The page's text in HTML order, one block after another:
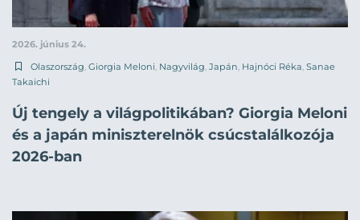
2026. június 24.
Olaszország, Giorgia Meloni, Nagyvilág, Japán, Hajnóci Réka, Sanae
Takaichi
Új tengely a világpolitikában? Giorgia Meloni
és a japán miniszterelnök csúcstalálkozója
2026-ban